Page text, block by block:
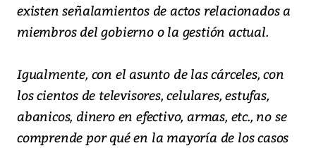
existen señalamientos de actos relacionados a
miembros del gobierno o la gestión actual.
Igualmente, con el asunto de las cárceles, con
los cientos de televisores, celulares, estufas,
abanicos, dinero en efectivo, armas, etc., no se
comprende por qué en la mayoría de los casos